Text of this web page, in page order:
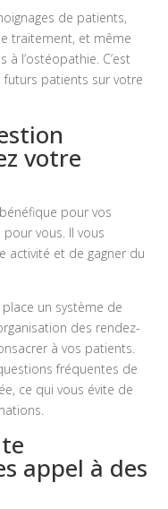
de patients,
traitement, et même
l’ostéopathie. C’est
futurs patients sur votre
votre
pour vos
vous. Il vous
activité et de gagner du
un système de
des rendez-
à vos patients.
fréquentes de
ce qui vous évite de
appel à des